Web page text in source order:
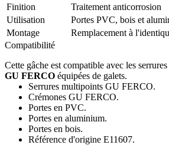
Finition
Traitement anticorrosion
Utilisation
Portes PVC, bois et
Montage
Remplacement à
Compatibilité
Cette gâche est compatible avec les
GU FERCO équipées de galets.
Serrures multipoints GU FERCO.
Crémones GU FERCO.
Portes en PVC.
Portes en aluminium.
Portes en bois.
Référence d'origine E11607.